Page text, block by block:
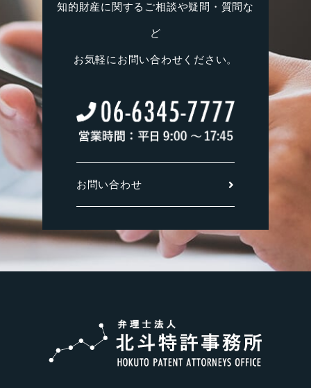
知的財産に関するご相談や疑問・質問な
ど
お気軽にお問い合わせください。
お問い合わせ